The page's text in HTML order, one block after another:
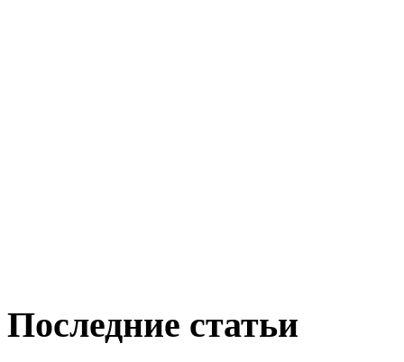
Последние статьи